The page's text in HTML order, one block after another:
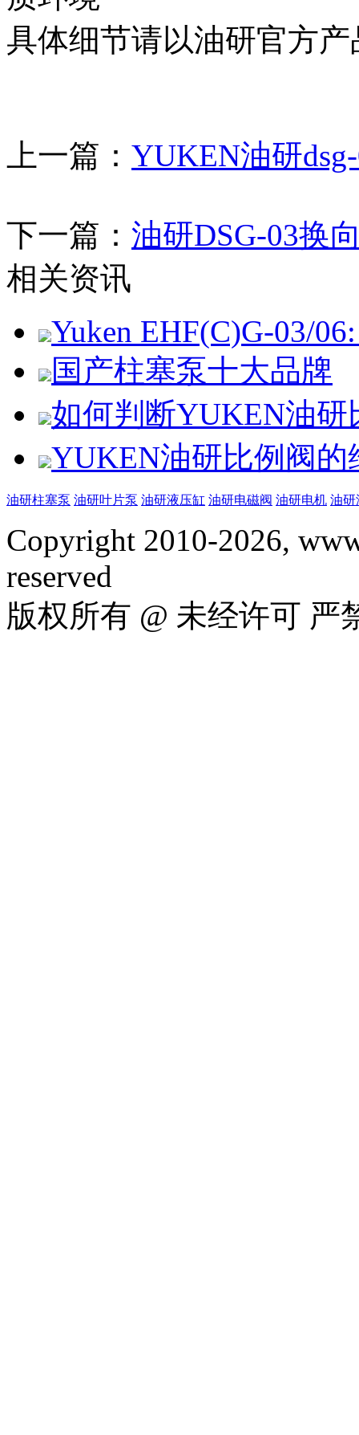
具体细节请以油研官方
上一篇： YUKEN油研
下一篇： 油研DSG-03换
相关资讯
Yuken EHF(C)G-03/
国产柱塞泵十大品牌
如何判断YUKEN油
YUKEN油研比例阀的
油研柱塞泵 油研叶片泵 油研液压缸 油研电磁阀 油研电机 油研
Copyright 2010-2026,
reserved
版权所有 @ 未经许可 严